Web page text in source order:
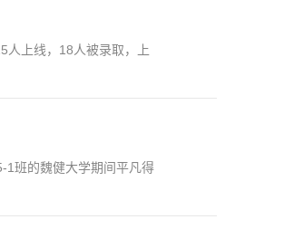
人上线，18人被录取，上
班的魏健大学期间平凡得